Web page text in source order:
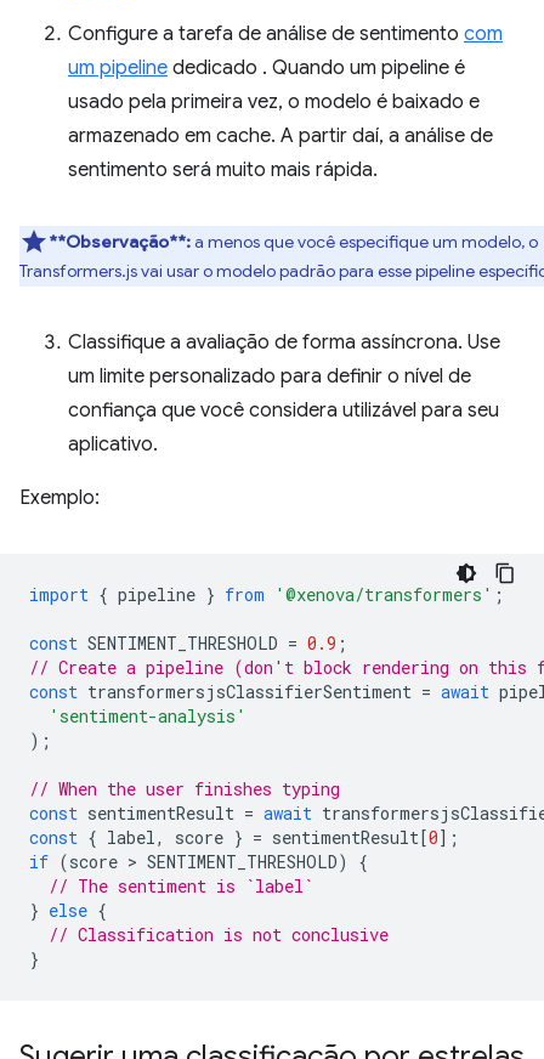
Configure a tarefa de análise de sentimento com
um pipeline dedicado . Quando um pipeline é
usado pela primeira vez, o modelo é baixado e
armazenado em cache. A partir daí, a análise de
sentimento será muito mais rápida.
**Observação**:a menos que você especifique um modelo, o
Transformers.js vai usar o modelo padrão para esse pipeline
Classifique a avaliação de forma assíncrona. Use
um limite personalizado para definir o nível de
confiança que você considera utilizável para seu
aplicativo.
Exemplo:
import { pipeline } from '@xenova/transformers' ;
const SENTIMENT_THRESHOLD = 0.9 ;
// Create a pipeline (don't block rendering on this
const transformersjsClassifierSentiment = await
'sentiment-analysis'
);
// When the user finishes typing
const sentimentResult = await
const { label , score } = sentimentResult[0];
if (score > SENTIMENT_THRESHOLD)
{
// The sentiment is `label`
} else {
// Classification is not conclusive
}